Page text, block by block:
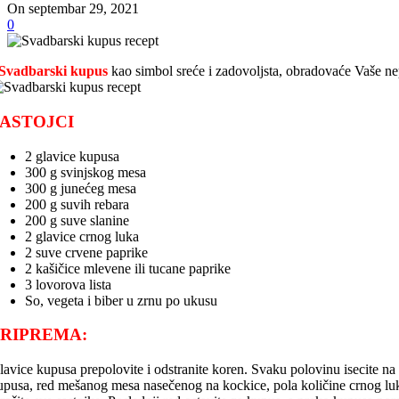
On septembar 29, 2021
0
kupus kao simbol sreće i zadovoljsta, obradovaće Vaše
2 glavice kupusa
300 g svinjskog mesa
300 g junećeg mesa
200 g suvih rebara
200 g suve slanine
2 glavice crnog luka
2 suve crvene paprike
2 kašičice mlevene ili tucane paprike
3 lovorova lista
So, vegeta i biber u zrnu po ukusu
kupusa prepolovite i odstranite koren. Svaku polovinu isecite
red mešanog mesa nasečenog na kockice, pola količine crnog